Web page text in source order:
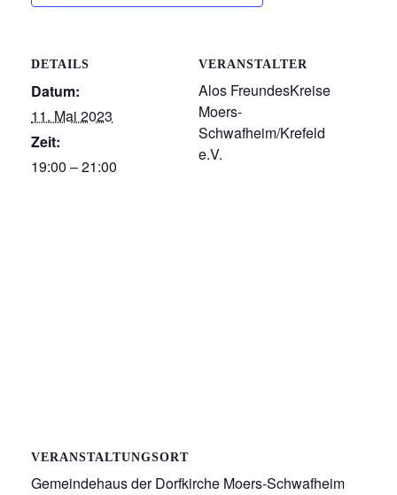
DETAILS
Datum:
11. Mai 2023
Zeit:
19:00 – 21:00
VERANSTALTER
Alos FreundesKreise
Moers-
Schwafheim/Krefeld
e.V.
VERANSTALTUNGSORT
Gemeindehaus der Dorfkirche Moers-Schwafheim